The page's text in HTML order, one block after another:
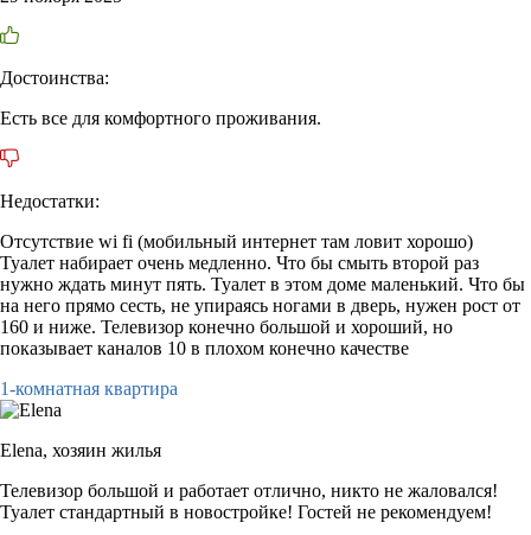
Достоинства:
Есть все для комфортного проживания.
Недостатки:
Отсутствие wi fi (мобильный интернет там ловит хорошо)
Туалет набирает очень медленно. Что бы смыть второй раз
нужно ждать минут пять. Туалет в этом доме маленький. Что бы
на него прямо сесть, не упираясь ногами в дверь, нужен рост от
160 и ниже. Телевизор конечно большой и хороший, но
показывает каналов 10 в плохом конечно качестве
1-комнатная квартира
Elena, хозяин жилья
Телевизор большой и работает отлично, никто не жаловался!
Туалет стандартный в новостройке! Гостей не рекомендуем!